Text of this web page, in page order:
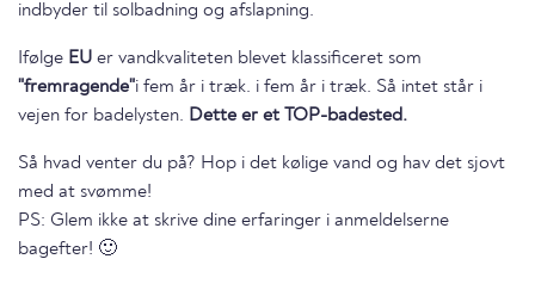
indbyder til solbadning og afslapning.
Ifølge EU er vandkvaliteten blevet klassificeret som
"fremragende"i fem år i træk. i fem år i træk. Så intet står i
vejen for badelysten. Dette er et TOP-badested.
Så hvad venter du på? Hop i det kølige vand og hav det sjovt
med at svømme!
PS: Glem ikke at skrive dine erfaringer i anmeldelserne
bagefter! 🙂